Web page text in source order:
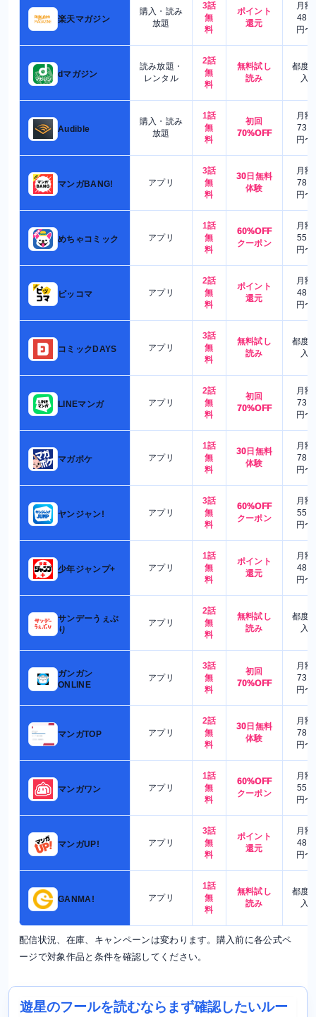
楽天マガジン
購入・読み
放題
3話
無
料
ポイント
還元
月額
480
円〜
dマガジン
読み放題・
レンタル
2話
無
料
無料試し
読み
都度
入
Audible
購入・読み
放題
1話
無
料
初回
70%OFF
月額
730
円〜
マンガBANG! アプリ
3話
無
料
30日無料
体験
月額
780
円〜
めちゃコミック アプリ
1話
無
料
60%OFF
クーポン
月額
550
円〜
ピッコマ アプリ
2話
無
料
ポイント
還元
月額
480
円〜
コミックDAYS アプリ
3話
無
料
無料試し
読み
都度
入
LINEマンガ アプリ
2話
無
料
初回
70%OFF
月額
730
円〜
マガポケ アプリ
1話
無
料
30日無料
体験
月額
780
円〜
ヤンジャン! アプリ
3話
無
料
60%OFF
クーポン
月額
550
円〜
少年ジャンプ+ アプリ
1話
無
料
ポイント
還元
月額
480
円〜
サンデーうぇぶ
り
アプリ
2話
無
料
無料試し
読み
都度
入
ガンガン
ONLINE
アプリ
3話
無
料
初回
70%OFF
月額
730
円〜
マンガTOP アプリ
2話
無
料
30日無料
体験
月額
780
円〜
マンガワン アプリ
1話
無
料
60%OFF
クーポン
月額
550
円〜
マンガUP! アプリ
3話
無
料
ポイント
還元
月額
480
円〜
GANMA! アプリ
1話
無
料
無料試し
読み
都度
入
配信状況、在庫、キャンペーンは変わります。購入前に各公式ペ
ージで対象作品と条件を確認してください。
遊星のフールを読むならまず確認したいルー